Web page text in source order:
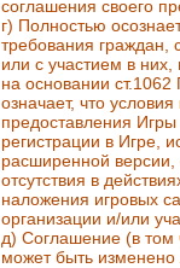
соглашения своего
г) Полностью
требования граждан,
или с участием в
на основании
означает, что
предоставления Игры
регистрации в Игре,
расширенной
отсутствия в
наложения игровых
организации и/или
д) Соглашение (в том
может быть изменено